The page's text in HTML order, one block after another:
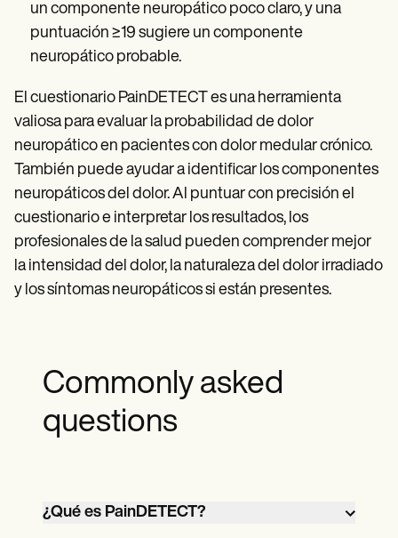
un componente neuropático poco claro, y una
puntuación ≥19 sugiere un componente
neuropático probable.
El cuestionario PainDETECT es una herramienta
valiosa para evaluar la probabilidad de dolor
neuropático en pacientes con dolor medular crónico.
También puede ayudar a identificar los componentes
neuropáticos del dolor. Al puntuar con precisión el
cuestionario e interpretar los resultados, los
profesionales de la salud pueden comprender mejor
la intensidad del dolor, la naturaleza del dolor irradiado
y los síntomas neuropáticos si están presentes.
Commonly asked
questions
¿Qué es PainDETECT?